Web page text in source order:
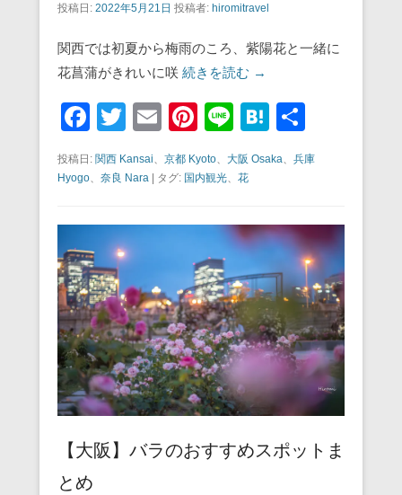
投稿日: 2022年5月21日 投稿者: hiromitravel
関西では初夏から梅雨のころ、紫陽花と一緒に
花菖蒲がきれいに咲 続きを読む →
F
a
c
b
o
o
k
T
tt
E
m
ail
Pi
er
st
Li
n
e
H
e
a
有
投稿日: 関西 Kansai、 京都 Kyoto、 大阪 Osaka、 兵庫
Hyogo、 奈良 Nara タグ: 国内観光、 花
【大阪】バラのおすすめスポットま
とめ